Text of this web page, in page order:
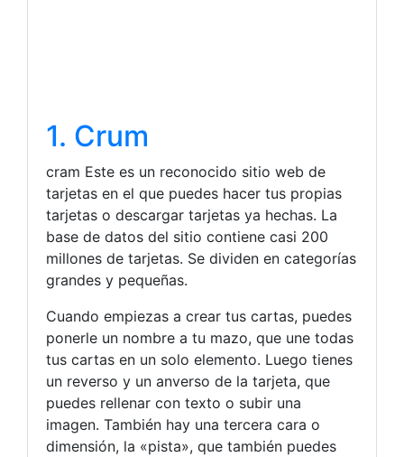
1. Crum
cram Este es un reconocido sitio web de
tarjetas en el que puedes hacer tus propias
tarjetas o descargar tarjetas ya hechas. La
base de datos del sitio contiene casi 200
millones de tarjetas. Se dividen en categorías
grandes y pequeñas.
Cuando empiezas a crear tus cartas, puedes
ponerle un nombre a tu mazo, que une todas
tus cartas en un solo elemento. Luego tienes
un reverso y un anverso de la tarjeta, que
puedes rellenar con texto o subir una
imagen. También hay una tercera cara o
dimensión, la «pista», que también puedes